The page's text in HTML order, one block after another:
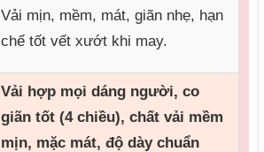
Vải mịn, mềm, mát, giãn nhẹ, hạn
chế tốt vết xướt khi may.
Vải hợp mọi dáng người, co
giãn tốt (4 chiều), chất vải mềm
mịn, mặc mát, độ dày chuẩn